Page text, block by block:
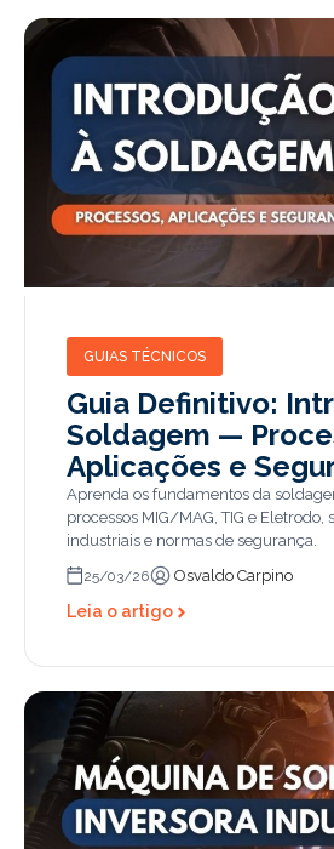
GUIAS TÉCNICOS
Guia Definitivo:
Soldagem —
Aplicações e
Aprenda os fundamentos da
processos MIG/MAG, TIG e Eletrodo,
industriais e normas de segurança.
25/03/26 Osvaldo Carpino
Leia o artigo